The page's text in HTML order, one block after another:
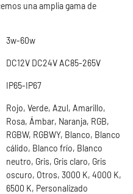
una amplia gama de
3w-60w
DC12V DC24V AC85-265V
IP65-IP67
Rojo, Verde, Azul, Amarillo,
Rosa, Ámbar, Naranja, RGB,
RGBW, RGBWY, Blanco, Blanco
cálido, Blanco frío, Blanco
neutro, Gris, Gris claro, Gris
oscuro, Otros, 3000 K, 4000 K,
6500 K, Personalizado